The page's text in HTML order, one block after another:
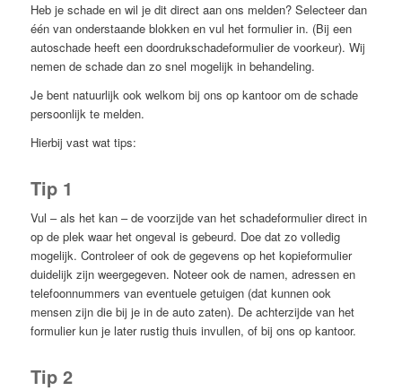
Heb je schade en wil je dit direct aan ons melden? Selecteer dan
één van onderstaande blokken en vul het formulier in. (Bij een
autoschade heeft een doordrukschadeformulier de voorkeur). Wij
nemen de schade dan zo snel mogelijk in behandeling.
Je bent natuurlijk ook welkom bij ons op kantoor om de schade
persoonlijk te melden.
Hierbij vast wat tips:
Tip 1
Vul – als het kan – de voorzijde van het schadeformulier direct in
op de plek waar het ongeval is gebeurd. Doe dat zo volledig
mogelijk. Controleer of ook de gegevens op het kopieformulier
duidelijk zijn weergegeven. Noteer ook de namen, adressen en
telefoonnummers van eventuele getuigen (dat kunnen ook
mensen zijn die bij je in de auto zaten). De achterzijde van het
formulier kun je later rustig thuis invullen, of bij ons op kantoor.
Tip 2